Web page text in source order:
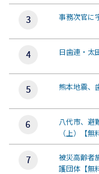
事務次官
日歯連・
熊本地震、
八代市、
（上）【無
被災高齢
護団体【無